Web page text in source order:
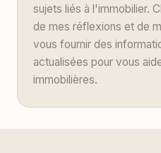
sujets liés à l'immobilier.
de mes réflexions et de
vous fournir des
actualisées pour vous
immobilières.